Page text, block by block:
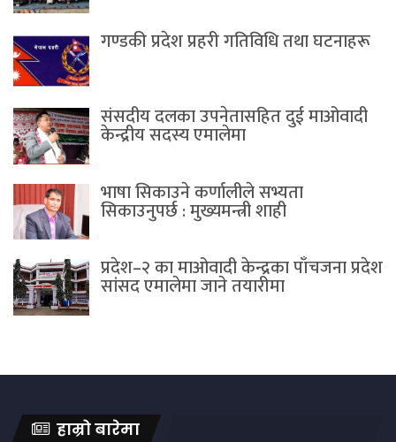
गण्डकी प्रदेश प्रहरी गतिविधि तथा घटनाहरू
संसदीय दलका उपनेतासहित दुई माओवादी
केन्द्रीय सदस्य एमालेमा
भाषा सिकाउने कर्णालीले सभ्यता
सिकाउनुपर्छ : मुख्यमन्त्री शाही
प्रदेश–२ का माओवादी केन्द्रका पाँचजना प्रदेश
सांसद एमालेमा जाने तयारीमा
हाम्रो बारेमा